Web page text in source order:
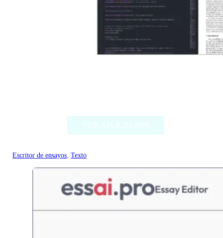
Escritor de ensayos, Texto